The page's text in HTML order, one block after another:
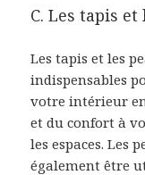
C. Les tapis
Les tapis et les
indispensables
votre intérieur
et du confort à
les espaces. Les
également être